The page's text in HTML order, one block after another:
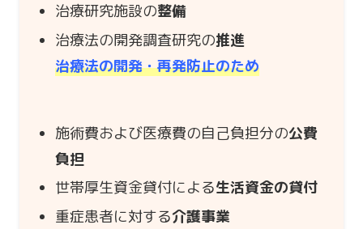
治療研究施設の整備
治療法の開発調査研究の推進
治療法の開発・再発防止のため
施術費および医療費の自己負担分の公費
負担
世帯厚生資金貸付による生活資金の貸付
重症患者に対する介護事業